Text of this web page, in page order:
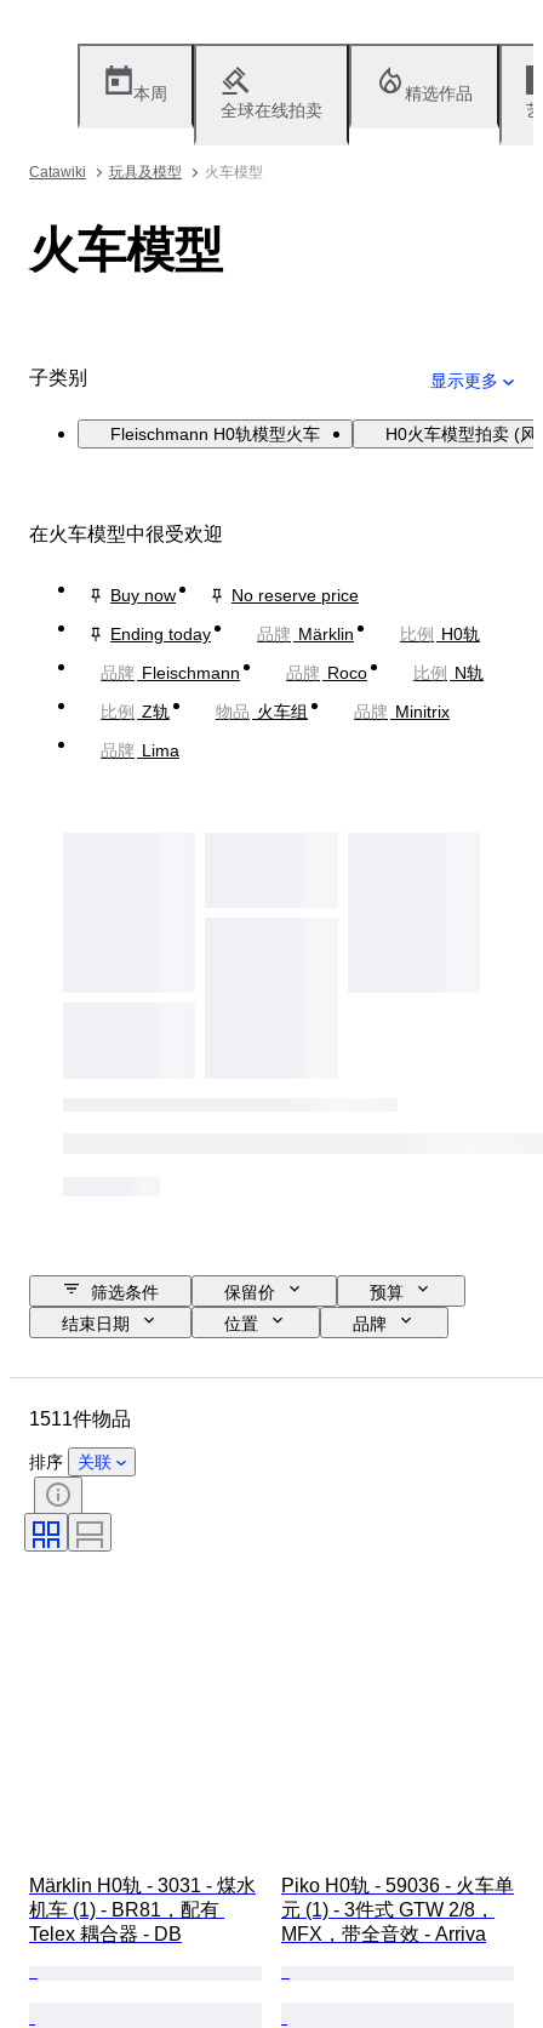
本周
全球在线拍卖
精选作品
Catawiki 玩具及模型 火车模型
火车模型
子类别 显示更多
Fleischmann H0轨模型火车 H0火车模型拍卖 (风
在火车模型中很受欢迎
Buy now
No reserve price
Ending today
品牌 Märklin 比例
H0轨
品牌 Fleischmann 品牌 Roco 比例
N轨
比例 Z轨 物品 火车组 品牌 Minitrix
品牌 Lima
筛选条件 保留价
预算
结束日期
位置
品牌
课题
比例
铁路公司
原创作品／复制品
1511件物品
排序 关联
Märklin H0轨 - 3031 - 煤水
机车 (1) - BR81，配有
Telex 耦合器 - DB
Piko H0轨 - 59036 - 火车单
元 (1) - 3件式 GTW 2/8，
MFX，带全音效 - Arriva